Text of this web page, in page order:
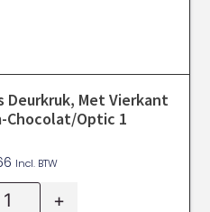
Deurkruk, Met Vierkant
Chocolat/Optic 1
Incl. BTW
+